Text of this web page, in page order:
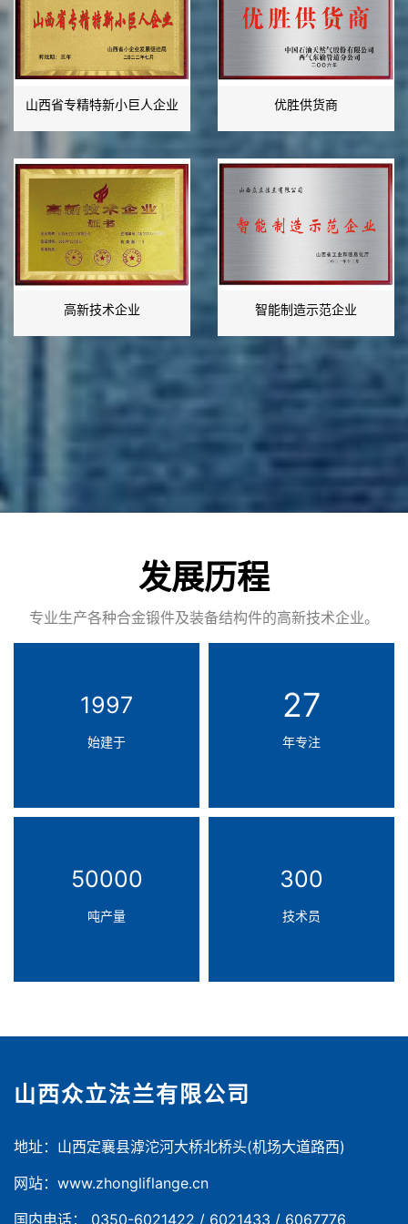
山西省专精特新小巨人企业 优胜供货商
高新技术企业 智能制造示范企业
发展历程
专业生产各种合金锻件及装备结构件的高新技术企业。
1997
始建于
27
年专注
50000
吨产量
300
技术员
山西众立法兰有限公司
地址：山西定襄县滹沱河大桥北桥头(机场大道路西)
网站：www.zhongliflange.cn
国内电话： 0350-6021422 / 6021433 / 6067776